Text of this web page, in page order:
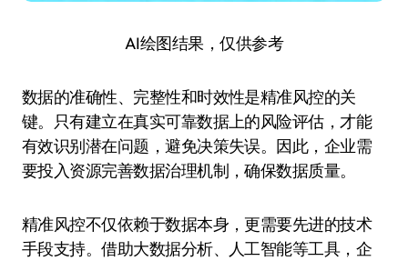
AI绘图结果，仅供参考
数据的准确性、完整性和时效性是精准风控的关
键。只有建立在真实可靠数据上的风险评估，才能
有效识别潜在问题，避免决策失误。因此，企业需
要投入资源完善数据治理机制，确保数据质量。
精准风控不仅依赖于数据本身，更需要先进的技术
手段支持。借助大数据分析、人工智能等工具，企